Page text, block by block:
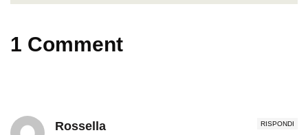
1 Comment
RISPONDI
Rossella